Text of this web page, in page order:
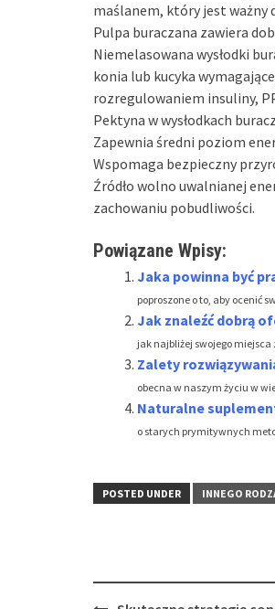
maślanem, który jest ważny
Pulpa buraczana zawiera
Niemelasowana wysłodki
konia lub kucyka
rozregulowaniem insuliny,
Pektyna w wysłodkach
Zapewnia średni poziom
Wspomaga bezpieczny
Źródło wolno uwalnianej
zachowaniu pobudliwości.
Powiązane Wpisy:
Jaka powinna być
poproszone o to, aby ocenić
Jak znaleźć dobrą
jak najbliżej swojego
Zalety
obecna w naszym życiu w
Naturalne
o starych prymitywnych
POSTED UNDER INNEGO